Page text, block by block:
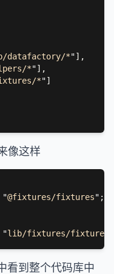
datafactory/*"
*"
*"
像这样
"@fixtures/fixtures"
"lib/fixtures/fixtures
看到整个代码库中